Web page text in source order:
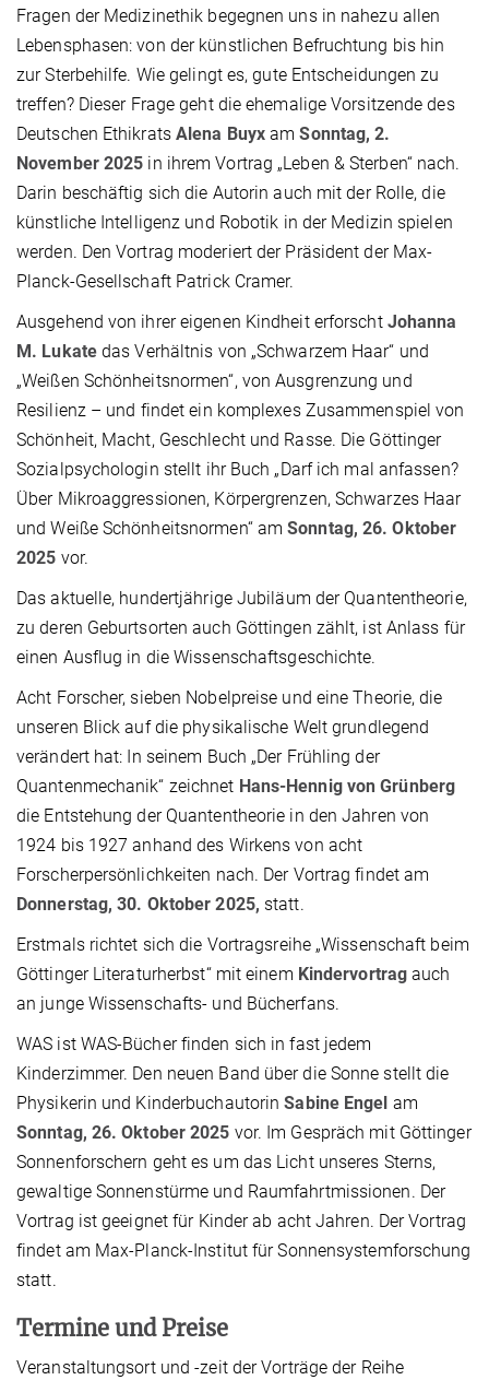
Fragen der Medizinethik begegnen uns in nahezu allen
Lebensphasen: von der künstlichen Befruchtung bis hin
zur Sterbehilfe. Wie gelingt es, gute Entscheidungen zu
treffen? Dieser Frage geht die ehemalige Vorsitzende des
Deutschen Ethikrats Alena Buyx amSonntag, 2.
November 2025 in ihrem Vortrag „Leben & Sterben“ nach.
Darin beschäftig sich die Autorin auch mit der Rolle, die
künstliche Intelligenz und Robotik in der Medizin spielen
werden. Den Vortrag moderiert der Präsident der Max-
Planck-Gesellschaft Patrick Cramer.
Ausgehend von ihrer eigenen Kindheit erforscht Johanna
M. Lukatedas Verhältnis von „Schwarzem Haar“ und
„Weißen Schönheitsnormen“, von Ausgrenzung und
Resilienz – und findet ein komplexes Zusammenspiel von
Schönheit, Macht, Geschlecht und Rasse. Die Göttinger
Sozialpsychologin stellt ihr Buch „Darf ich mal anfassen?
Über Mikroaggressionen, Körpergrenzen, Schwarzes Haar
und Weiße Schönheitsnormen“ amSonntag, 26. Oktober
2025 vor.
Das aktuelle, hundertjährige Jubiläum der Quantentheorie,
zu deren Geburtsorten auch Göttingen zählt, ist Anlass für
einen Ausflug in die Wissenschaftsgeschichte.
Acht Forscher, sieben Nobelpreise und eine Theorie, die
unseren Blick auf die physikalische Welt grundlegend
verändert hat: In seinem Buch „Der Frühling der
Quantenmechanik“ zeichnet Hans-Hennig von Grünberg
die Entstehung der Quantentheorie in den Jahren von
1924 bis 1927 anhand des Wirkens von acht
Forscherpersönlichkeiten nach. Der Vortrag findet am
Donnerstag, 30. Oktober 2025, statt.
Erstmals richtet sich die Vortragsreihe „Wissenschaft beim
Göttinger Literaturherbst“ mit einem Kindervortragauch
an junge Wissenschafts- und Bücherfans.
WAS ist WAS-Bücher finden sich in fast jedem
Kinderzimmer. Den neuen Band über die Sonne stellt die
Physikerin und KinderbuchautorinSabine Engel am
Sonntag, 26. Oktober 2025 vor. Im Gespräch mit Göttinger
Sonnenforschern geht es um das Licht unseres Sterns,
gewaltige Sonnenstürme und Raumfahrtmissionen. Der
Vortrag ist geeignet für Kinder ab acht Jahren. Der Vortrag
findet am Max-Planck-Institut für Sonnensystemforschung
statt.
Termine und Preise
Veranstaltungsort und -zeit der Vorträge der Reihe